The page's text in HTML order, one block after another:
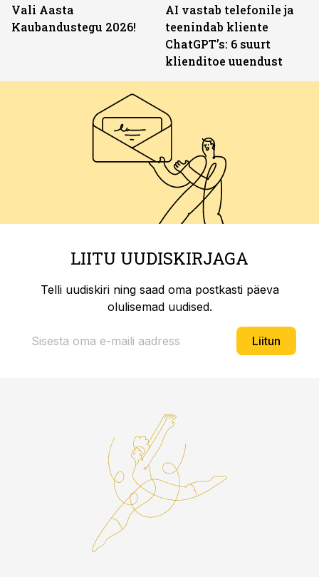
Vali Aasta
Kaubandustegu 2026!
AI vastab telefonile ja
teenindab kliente
ChatGPT’s: 6 suurt
klienditoe uuendust
LIITU UUDISKIRJAGA
Telli uudiskiri ning saad oma postkasti päeva
olulisemad uudised.
Liitun